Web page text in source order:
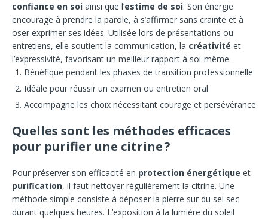
confiance en soi ainsi que l’estime de soi. Son énergie
encourage à prendre la parole, à s’affirmer sans crainte et à
oser exprimer ses idées. Utilisée lors de présentations ou
entretiens, elle soutient la communication, la créativité et
l’expressivité, favorisant un meilleur rapport à soi-même.
Bénéfique pendant les phases de transition professionnelle
Idéale pour réussir un examen ou entretien oral
Accompagne les choix nécessitant courage et persévérance
Quelles sont les méthodes efficaces
pour purifier une citrine ?
Pour préserver son efficacité en protection énergétique et
purification, il faut nettoyer régulièrement la citrine. Une
méthode simple consiste à déposer la pierre sur du sel sec
durant quelques heures. L’exposition à la lumière du soleil